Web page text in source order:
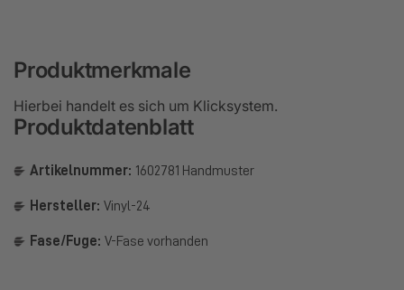
Produktmerkmale
Hierbei handelt es sich um Klicksystem.
Produktdatenblatt
Artikelnummer: 1602781 Handmuster
Hersteller: Vinyl-24
Fase/Fuge: V-Fase vorhanden